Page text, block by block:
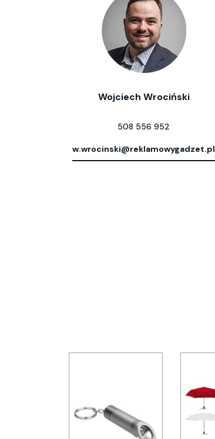
Wojciech Wrociński
508 556 952
w.wrocinski@reklamowygadzet.pl